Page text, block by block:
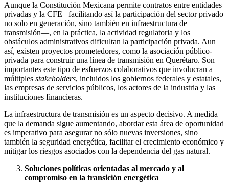
Aunque la Constitución Mexicana permite contratos entre entidades
privadas y la CFE –facilitando así la participación del sector privado
no solo en generación, sino también en infraestructura de
transmisión—, en la práctica, la actividad regulatoria y los
obstáculos administrativos dificultan la participación privada. Aun
así, existen proyectos prometedores, como la asociación público-
privada para construir una línea de transmisión en Querétaro. Son
importantes este tipo de esfuerzos colaborativos que involucran a
múltiples stakeholders, incluidos los gobiernos federales y estatales,
las empresas de servicios públicos, los actores de la industria y las
instituciones financieras.
La infraestructura de transmisión es un aspecto decisivo. A medida
que la demanda sigue aumentando, abordar esta área de oportunidad
es imperativo para asegurar no sólo nuevas inversiones, sino
también la seguridad energética, facilitar el crecimiento económico y
mitigar los riesgos asociados con la dependencia del gas natural.
Soluciones políticas orientadas al mercado y al
compromiso en la transición energética